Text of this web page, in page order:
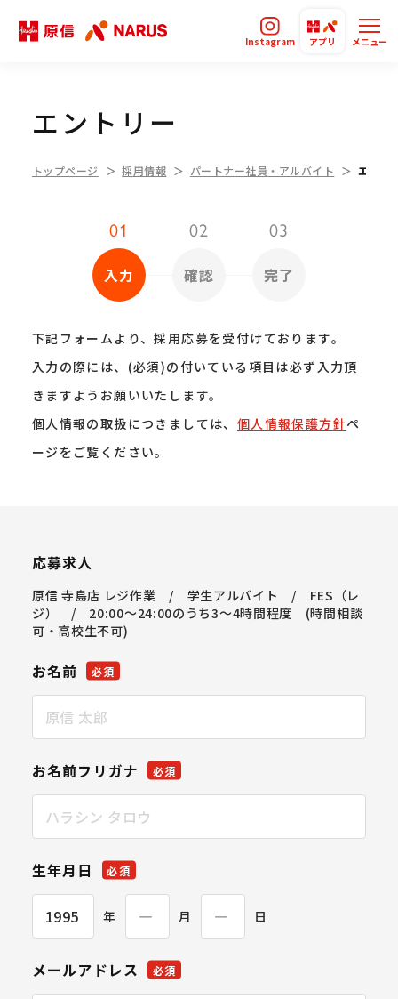
Instagram アプリ メニュー
エントリー
トップページ 採用情報 パートナー社員・アルバイト エント
01
入力
02
確認
03
完了
下記フォームより、採用応募を受付けております。
入力の際には、(必須)の付いている項目は必ず入力頂
きますようお願いいたします。
個人情報の取扱につきましては、 個人情報保護方針ペ
ージをご覧ください。
応募求人
原信 寺島店 レジ作業 / 学生アルバイト / FES（レ
ジ） / 20:00～24:00のうち3～4時間程度 (時間相談
可・高校生不可)
お名前 必須
お名前フリガナ 必須
生年月日 必須
年 月 日
メールアドレス 必須